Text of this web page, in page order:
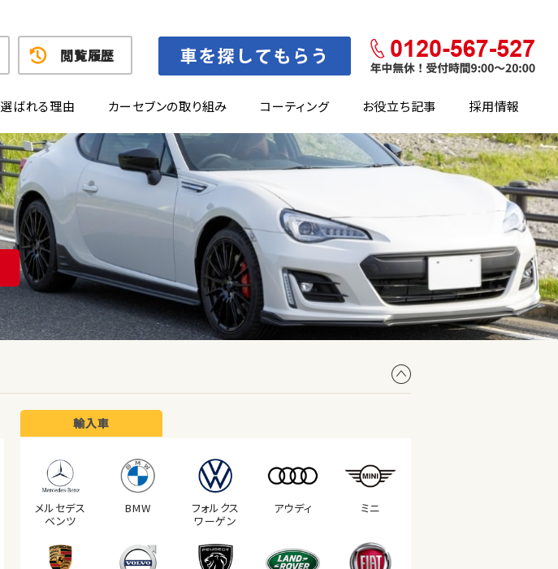
選ばれる理由 カーセブンの取り組み コーティング お役立ち記事 採用情報
閲覧履歴
輸入車
メルセデス
ベンツ
BMW
フォルクス
ワーゲン
アウディ ミニ